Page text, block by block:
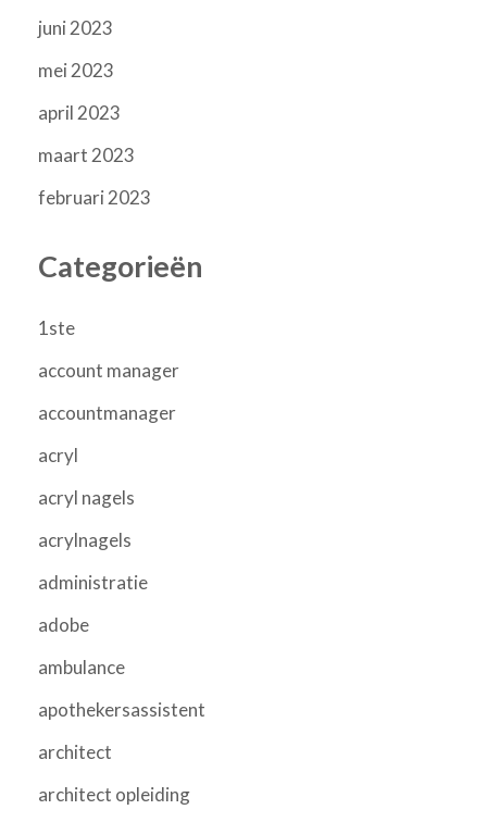
juni 2023
mei 2023
april 2023
maart 2023
februari 2023
Categorieën
1ste
account manager
accountmanager
acryl
acryl nagels
acrylnagels
administratie
adobe
ambulance
apothekersassistent
architect
architect opleiding